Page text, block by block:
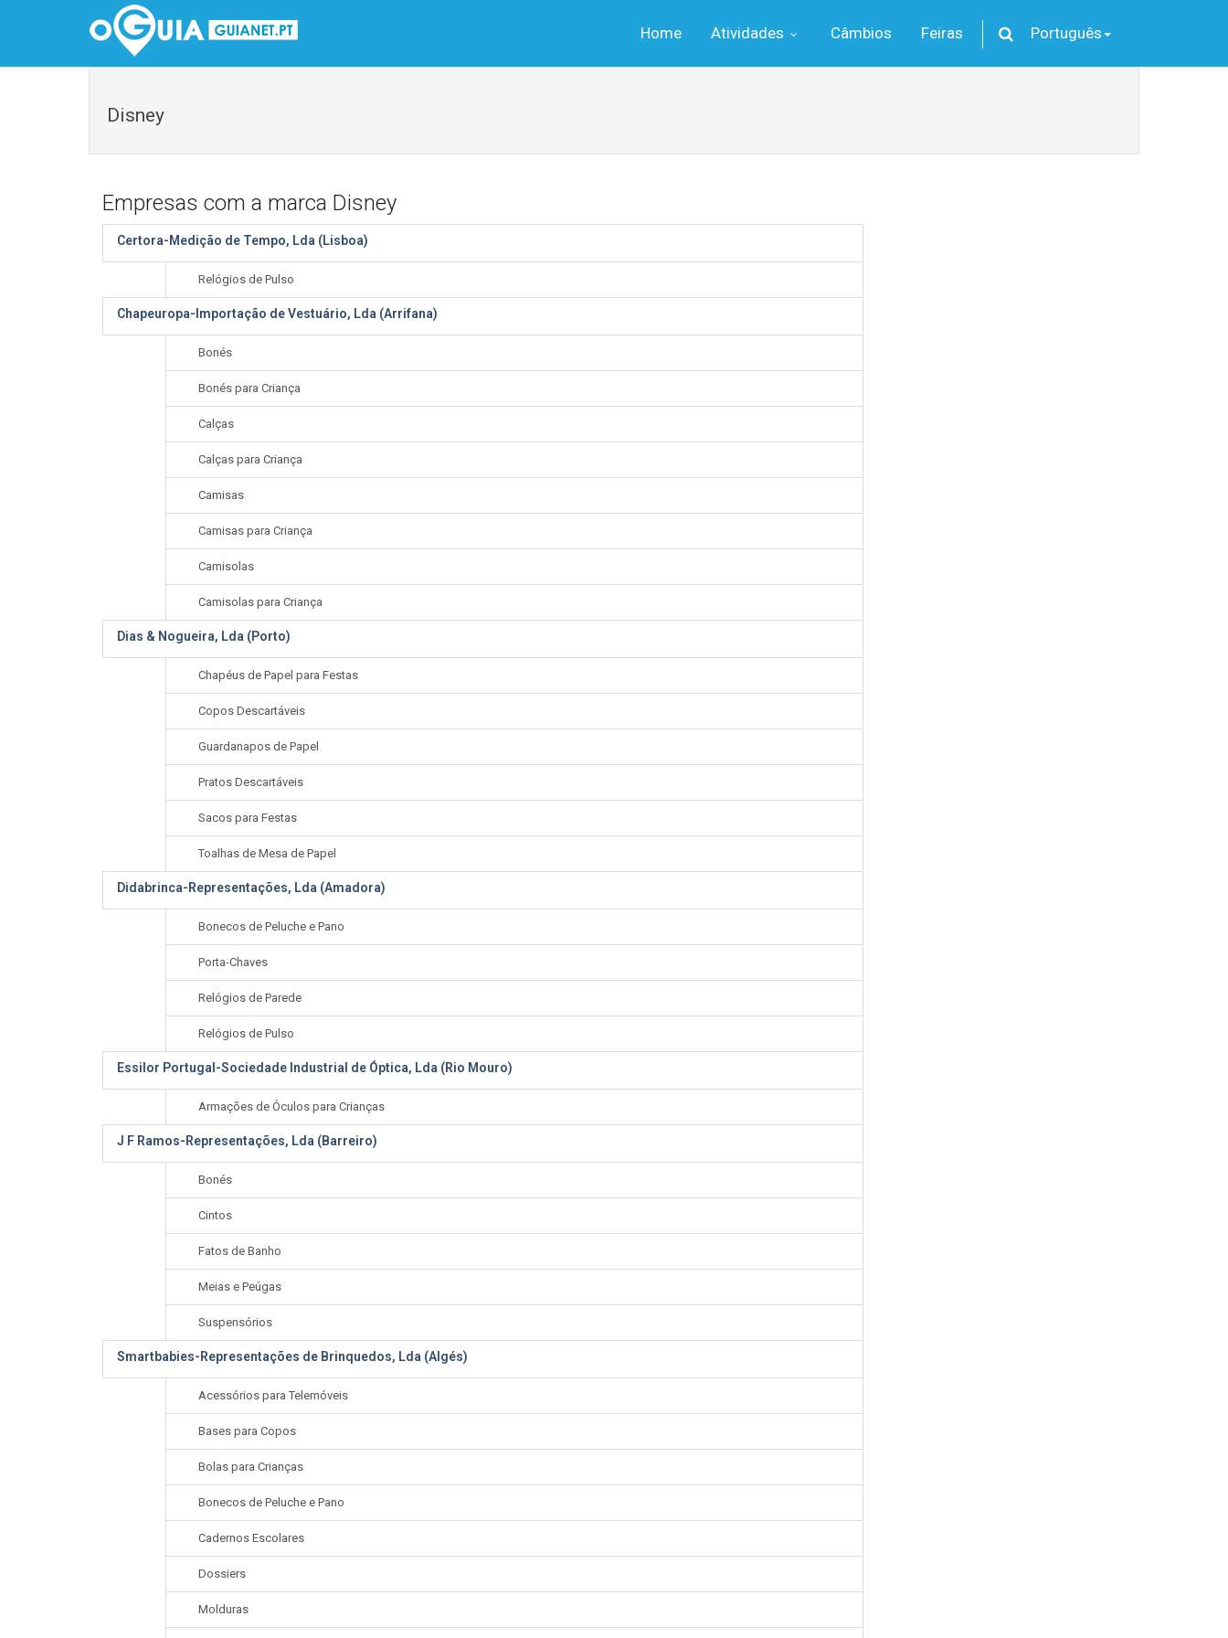
Home Atividades Câmbios Feiras Português
Disney
Empresas com a marca Disney
Certora-Medição de Tempo, Lda (Lisboa)
Relógios de Pulso
Chapeuropa-Importação de Vestuário, Lda (Arrifana)
Bonés
Bonés para Criança
Calças
Calças para Criança
Camisas
Camisas para Criança
Camisolas
Camisolas para Criança
Dias & Nogueira, Lda (Porto)
Chapéus de Papel para Festas
Copos Descartáveis
Guardanapos de Papel
Pratos Descartáveis
Sacos para Festas
Toalhas de Mesa de Papel
Didabrinca-Representações, Lda (Amadora)
Bonecos de Peluche e Pano
Porta-Chaves
Relógios de Parede
Relógios de Pulso
Essilor Portugal-Sociedade Industrial de Óptica, Lda (Rio Mouro)
Armações de Óculos para Crianças
J F Ramos-Representações, Lda (Barreiro)
Bonés
Cintos
Fatos de Banho
Meias e Peúgas
Suspensórios
Smartbabies-Representações de Brinquedos, Lda (Algés)
Acessórios para Telemóveis
Bases para Copos
Bolas para Crianças
Bonecos de Peluche e Pano
Cadernos Escolares
Dossiers
Molduras